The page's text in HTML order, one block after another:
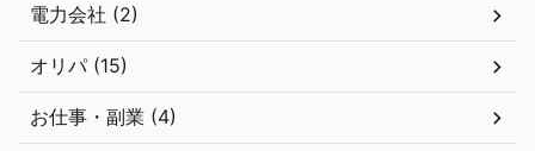
電力会社 (2)
オリパ (15)
お仕事・副業 (4)